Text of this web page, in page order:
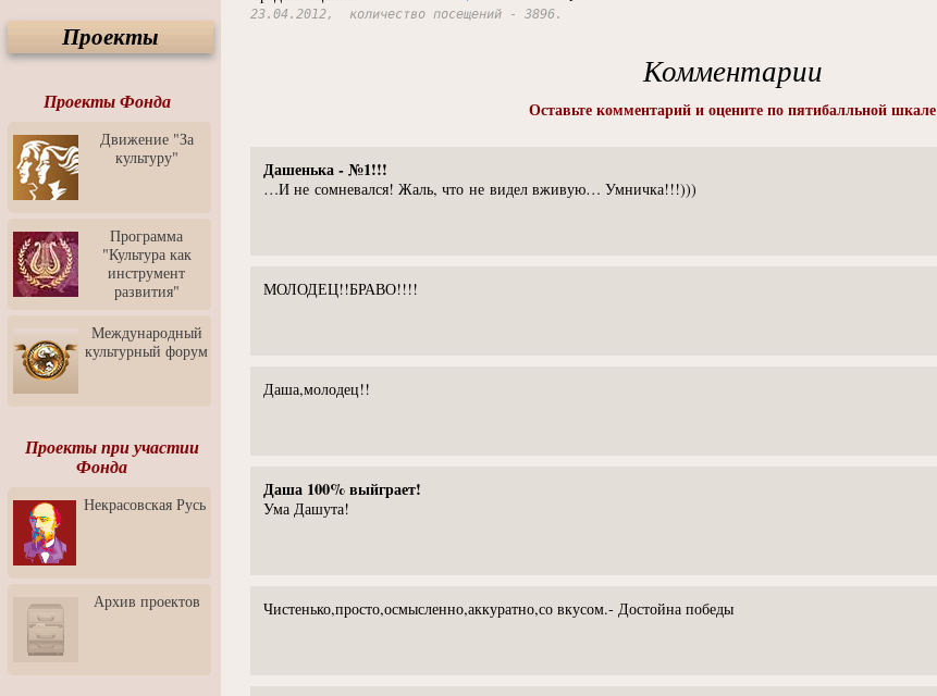
Спектакль "Крик" в Музее
Современного Искусства
современного искусства от
Медиа-школа "ФОКУС"
Моноспектакль
"Вертинский. Исповедь
Барона"
"Притяжение" в центре
ЛЕКСУС - ЯРОСЛАВЛЬ
Презентация выставки
Зураба Церетели
Пресс-конференция к
открытию выставки Зураба
Церетели
Фестиваль уличной
Отчётный концерт детского
театра танца "Задоринка"
Профессионалов - Эпизод
3: Обусловленности
человека и их влияние на
карьеру
скульптором Дмитрием
Тугариновым
АртБульвар в День города
Проекты
Проекты Фонда
Движение "За
культуру"
Программа
"Культура как
инструмент
развития"
Международный
культурный форум
Проекты при участии
Фонда
Некрасовская Русь
Архив проектов
23.04.2012, количество посещений - 3896.
Комментарии
Оставьте комментарий и оцените по пятибалльной шкале
Дашенька - №1!!!
…И не сомневался! Жаль, что не видел вживую… Умничка!!!)))
МОЛОДЕЦ!!БРАВО!!!!
Даша,молодец!!
Даша 100% выйграет!
Ума Дашута!
Чистенько,просто,осмысленно,аккуратно,со вкусом.- Достойна победы